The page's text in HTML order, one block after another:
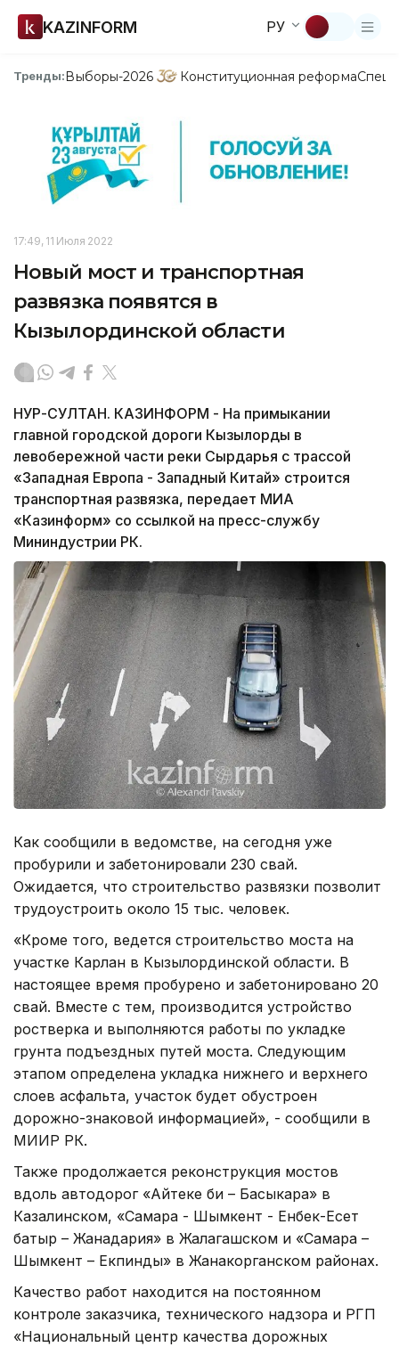
KAZINFORM РУ
Тренды:Выборы-2026 Конституционная реформа
17:49, 11 Июля 2022
Новый мост и транспортная
развязка появятся в
Кызылординской области
НУР-СУЛТАН. КАЗИНФОРМ - На примыкании
главной городской дороги Кызылорды в
левобережной части реки Сырдарья с трассой
«Западная Европа - Западный Китай» строится
транспортная развязка, передает МИА
«Казинформ» со ссылкой на пресс-службу
Мининдустрии РК.
Как сообщили в ведомстве, на сегодня уже
пробурили и забетонировали 230 свай.
Ожидается, что строительство развязки позволит
трудоустроить около 15 тыс. человек.
«Кроме того, ведется строительство моста на
участке Карлан в Кызылординской области. В
настоящее время пробурено и забетонировано 20
свай. Вместе с тем, производится устройство
ростверка и выполняются работы по укладке
грунта подъездных путей моста. Следующим
этапом определена укладка нижнего и верхнего
слоев асфальта, участок будет обустроен
дорожно-знаковой информацией», - сообщили в
МИИР РК.
Также продолжается реконструкция мостов
вдоль автодорог «Айтеке би – Басыкара» в
Казалинском, «Самара - Шымкент - Енбек-Есет
батыр – Жанадария» в Жалагашском и «Самара –
Шымкент – Екпинды» в Жанакорганском районах.
Качество работ находится на постоянном
контроле заказчика, технического надзора и РГП
«Национальный центр качества дорожных